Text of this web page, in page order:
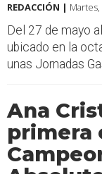
REDACCIÓN |
Del 27 de mayo
ubicado en la
unas Jornadas
Ana
primera